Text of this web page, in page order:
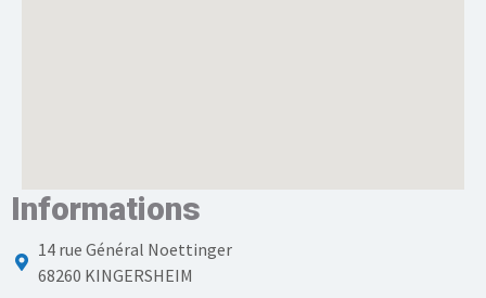
Informations
14 rue Général Noettinger
68260 KINGERSHEIM